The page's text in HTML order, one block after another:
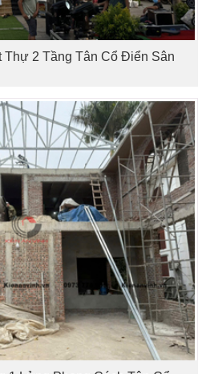
Thự 2 Tầng Tân Cổ Điển Sân